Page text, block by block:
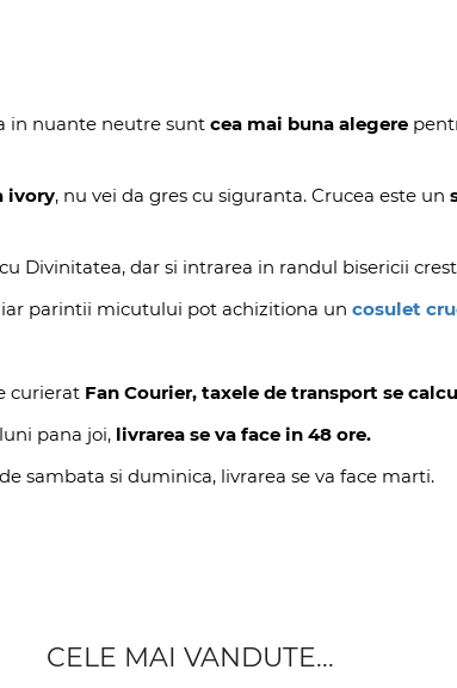
in nuante neutre sunt cea mai buna alegere
ivory, nu vei da gres cu siguranta. Crucea este un
Divinitatea, dar si intrarea in randul bisericii
parintii micutului pot achizitiona un cosulet
curierat Fan Courier, taxele de transport se
pana joi, livrarea se va face in 48 ore.
sambata si duminica, livrarea se va face marti.
CELE MAI VANDUTE...